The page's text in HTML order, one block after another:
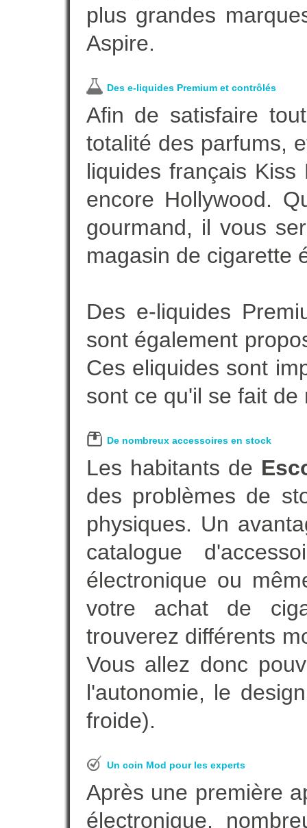
plus grandes
Aspire.
Des e-liquides Premium et contrôlés
Afin de satisfaire
totalité des parfums,
liquides français
encore Hollywood.
gourmand, il vous
magasin de cigarette
Des e-liquides
sont également
Ces eliquides sont
sont ce qu'il se fait
De nombreux accessoires en stock
Les habitants de
des problèmes de
physiques. Un
catalogue
électronique ou
votre achat de
trouverez différents
Vous allez donc
l'autonomie, le
froide).
Un coin Mod pour les experts
Après une première
électronique,